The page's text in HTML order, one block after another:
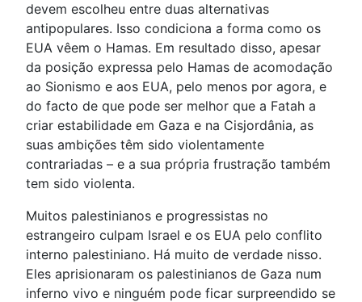
devem escolheu entre duas alternativas
antipopulares. Isso condiciona a forma como os
EUA vêem o Hamas. Em resultado disso, apesar
da posição expressa pelo Hamas de acomodação
ao Sionismo e aos EUA, pelo menos por agora, e
do facto de que pode ser melhor que a Fatah a
criar estabilidade em Gaza e na Cisjordânia, as
suas ambições têm sido violentamente
contrariadas – e a sua própria frustração também
tem sido violenta.
Muitos palestinianos e progressistas no
estrangeiro culpam Israel e os EUA pelo conflito
interno palestiniano. Há muito de verdade nisso.
Eles aprisionaram os palestinianos de Gaza num
inferno vivo e ninguém pode ficar surpreendido se